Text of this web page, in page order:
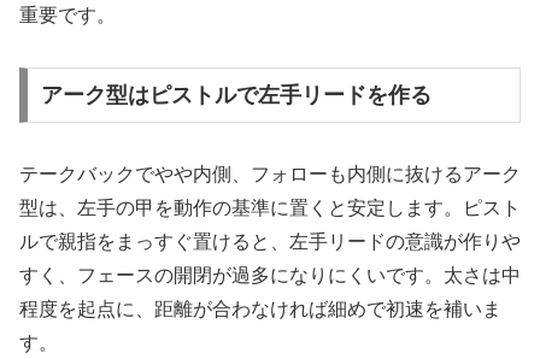
重要です。
アーク型はピストルで左手リードを作る
テークバックでやや内側、フォローも内側に抜けるアーク
型は、左手の甲を動作の基準に置くと安定します。ピスト
ルで親指をまっすぐ置けると、左手リードの意識が作りや
すく、フェースの開閉が過多になりにくいです。太さは中
程度を起点に、距離が合わなければ細めで初速を補いま
す。